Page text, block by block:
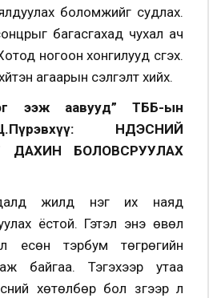
боломжийг судлах.
багасгахад чухал ач
ногоон хонгилууд үүсгэх.
агаарын сэлгэлт хийх.
ээж аавууд” ТББ-ын
ҮНДЭСНИЙ
ДАХИН БОЛОВСРУУЛАХ
жилд нэг их наяд
ёстой. Гэтэл энэ өвөл
есөн тэрбум төгрөгийн
байгаа. Тэгэхээр утаа
хөтөлбөр бол зүгээр л